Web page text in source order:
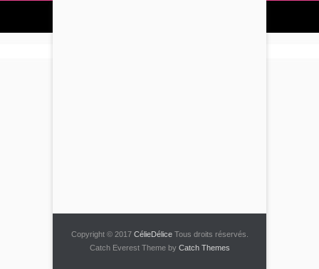
Copyright © 2017 CélieDéliceTous droits réservés.
Catch Everest Theme by Catch Themes